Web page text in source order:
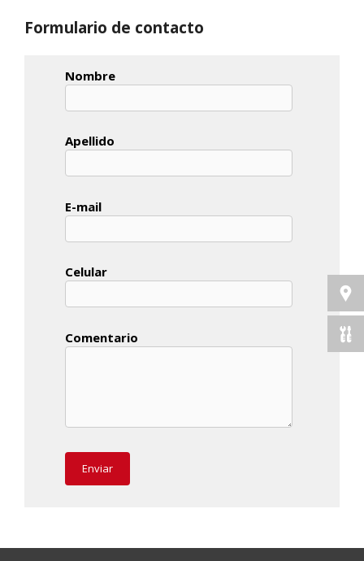
Formulario de contacto
Nombre
Apellido
E-mail
Celular
Comentario